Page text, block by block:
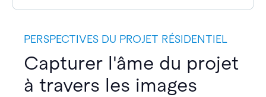
PERSPECTIVES DU PROJET RÉSIDENTIEL
Capturer l'âme du projet
à travers les images